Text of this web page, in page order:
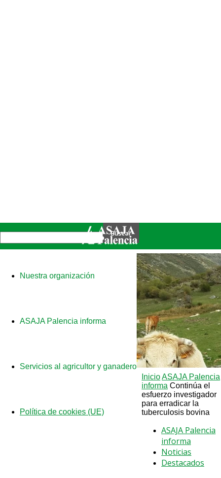
Nuestra organización
ASAJA Palencia informa
Servicios al agricultor y ganadero
Política de cookies (UE)
InicioASAJA Palencia
informa Continúa el
esfuerzo investigador
para erradicar la
tuberculosis bovina
ASAJA Palencia
informa
Noticias
Destacados